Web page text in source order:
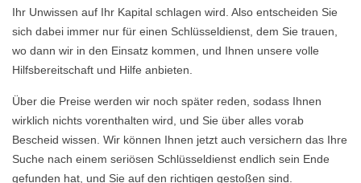
Ihr Unwissen auf Ihr Kapital schlagen wird. Also entscheiden Sie
sich dabei immer nur für einen Schlüsseldienst, dem Sie trauen,
wo dann wir in den Einsatz kommen, und Ihnen unsere volle
Hilfsbereitschaft und Hilfe anbieten.
Über die Preise werden wir noch später reden, sodass Ihnen
wirklich nichts vorenthalten wird, und Sie über alles vorab
Bescheid wissen. Wir können Ihnen jetzt auch versichern das Ihre
Suche nach einem seriösen Schlüsseldienst endlich sein Ende
gefunden hat, und Sie auf den richtigen gestoßen sind.